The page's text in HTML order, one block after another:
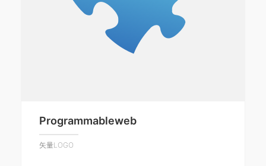
Programmableweb
矢量LOGO